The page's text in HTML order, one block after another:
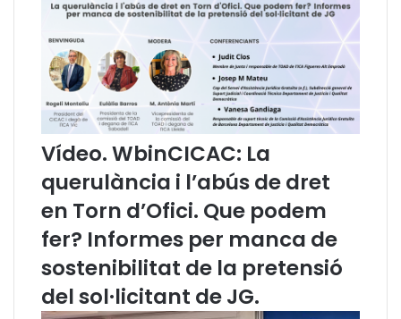
i
Q
u
e
i
x
a
e
m
a
è
r
i
Vídeo. WbinCICAC: La
querulància i l’abús de dret
en Torn d’Ofici. Que podem
fer? Informes per manca de
sostenibilitat de la pretensió
del sol·licitant de JG.